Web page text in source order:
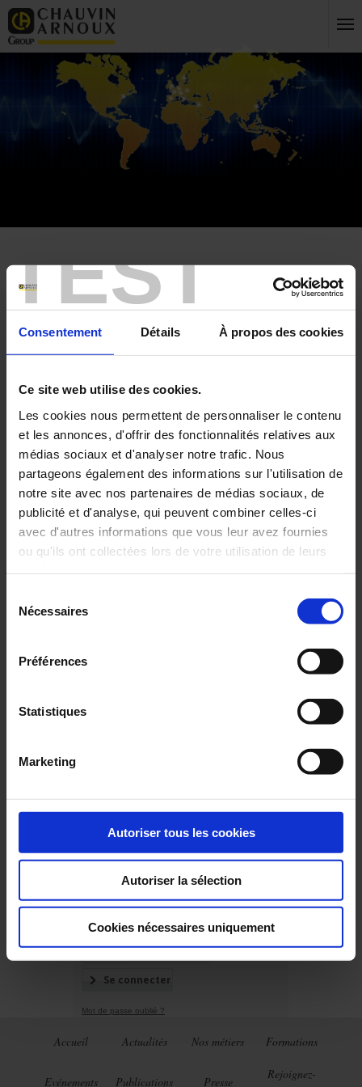
TEST
Consentement Détails À propos des cookies
Ce site web utilise des cookies.
Les cookies nous permettent de personnaliser le contenu
et les annonces, d'offrir des fonctionnalités relatives aux
médias sociaux et d'analyser notre trafic. Nous
partageons également des informations sur l'utilisation de
notre site avec nos partenaires de médias sociaux, de
publicité et d'analyse, qui peuvent combiner celles-ci
avec d'autres informations que vous leur avez fournies
ou qu'ils ont collectées lors de votre utilisation de leurs
Pour en savoir plus, veuillez consulter notre
politique de
Nécessaires
Préférences
Statistiques
Marketing
Autoriser tous les cookies
Autoriser la sélection
Cookies nécessaires uniquement
Mes informations
se connecter
mot de passe oublié ?
ESPACE MON COMPTE
VOUS N'ÊTES PAS ENCORE INSCRIT
Créez un compte pour gérer vos
contenus et avantages sur les sites du
Mot de passe oublié ?
Accueil Actualités Nos métiers Formations
Evénements Publications Presse
Rejoignez-